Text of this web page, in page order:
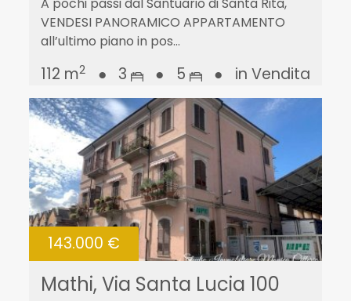
A pochi passi dal Santuario di Santa Rita,
VENDESI PANORAMICO APPARTAMENTO
all’ultimo piano in pos...
112 m2 ● 3 ● 5 ● in Vendita
143.000 €
Mathi, Via Santa Lucia 100